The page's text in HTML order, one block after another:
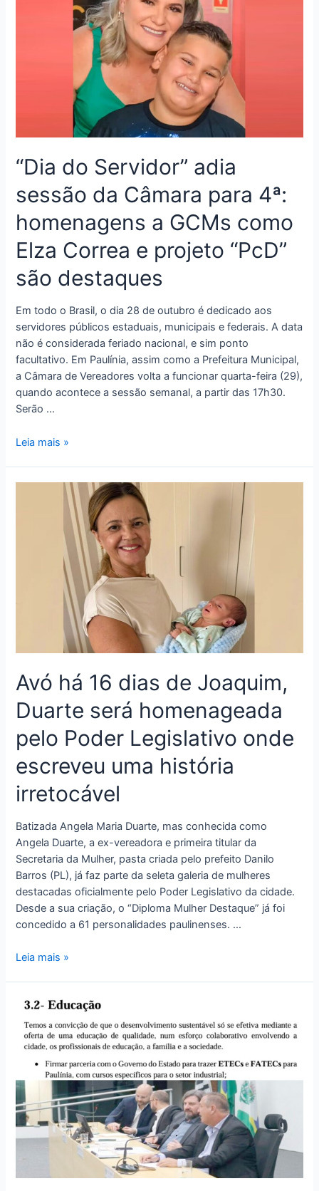
“Dia do Servidor” adia
sessão da Câmara para 4ª:
homenagens a GCMs como
Elza Correa e projeto “PcD”
são destaques
Em todo o Brasil, o dia 28 de outubro é dedicado aos
servidores públicos estaduais, municipais e federais. A data
não é considerada feriado nacional, e sim ponto
facultativo. Em Paulínia, assim como a Prefeitura Municipal,
a Câmara de Vereadores volta a funcionar quarta-feira (29),
quando acontece a sessão semanal, a partir das 17h30.
Serão …
Leia mais »
Avó há 16 dias de Joaquim,
Duarte será homenageada
pelo Poder Legislativo onde
escreveu uma história
irretocável
Batizada Angela Maria Duarte, mas conhecida como
Angela Duarte, a ex-vereadora e primeira titular da
Secretaria da Mulher, pasta criada pelo prefeito Danilo
Barros (PL), já faz parte da seleta galeria de mulheres
destacadas oficialmente pelo Poder Legislativo da cidade.
Desde a sua criação, o “Diploma Mulher Destaque” já foi
concedido a 61 personalidades paulinenses. …
Leia mais »